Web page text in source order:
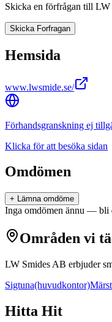
Skicka en förfrågan till LW
Skicka Forfragan
Hemsida
www.lwsmide.se/
Förhandsgranskning ej
Klicka för att besöka sidan
Omdömen
+ Lämna omdöme
Inga omdömen ännu — bli
Områden vi
LW Smides AB erbjuder
Sigtuna(huvudkontor)
Hitta Hit